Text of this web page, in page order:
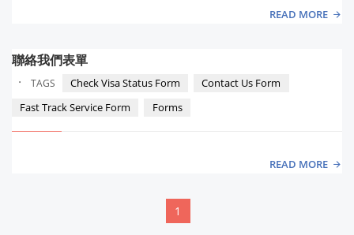
READ MORE
聯絡我們表單
·
TAGS Check Visa Status Form
Contact Us Form
Fast Track Service Form
Forms
READ MORE
1